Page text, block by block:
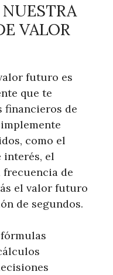
VALOR
futuro es
que te
de
como el
interés, el
de
el valor futuro
de segundos.